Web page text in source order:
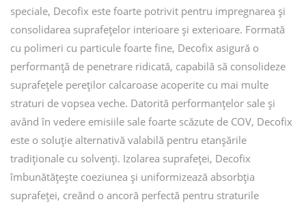
speciale, Decofix este foarte potrivit pentru impregnarea și
consolidarea suprafețelor interioare și exterioare. Formată
cu polimeri cu particule foarte fine, Decofix asigură o
performanță de penetrare ridicată, capabilă să consolideze
suprafețele pereților calcaroase acoperite cu mai multe
straturi de vopsea veche. Datorită performanțelor sale și
având în vedere emisiile sale foarte scăzute de COV, Decofix
este o soluție alternativă valabilă pentru etanșările
tradiționale cu solvenți. Izolarea suprafeței, Decofix
îmbunătățește coeziunea și uniformizează absorbția
suprafeței, creând o ancoră perfectă pentru straturile